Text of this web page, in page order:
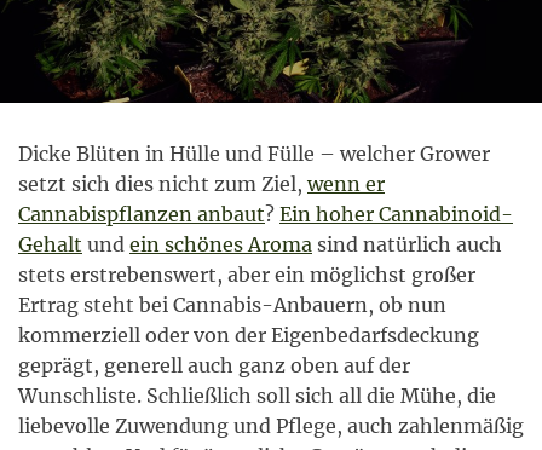
Dicke Blüten in Hülle und Fülle – welcher Grower
setzt sich dies nicht zum Ziel, wenn er
Cannabispflanzen anbaut? Ein hoher Cannabinoid-
Gehalt und ein schönes Aroma sind natürlich auch
stets erstrebenswert, aber ein möglichst großer
Ertrag steht bei Cannabis-Anbauern, ob nun
kommerziell oder von der Eigenbedarfsdeckung
geprägt, generell auch ganz oben auf der
Wunschliste. Schließlich soll sich all die Mühe, die
liebevolle Zuwendung und Pflege, auch zahlenmäßig